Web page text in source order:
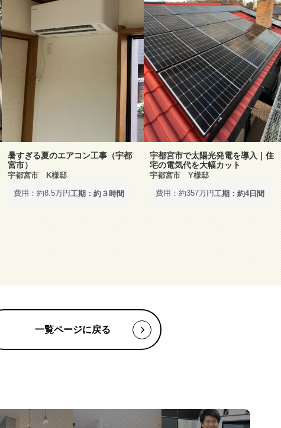
暑すぎる夏のエアコン工事（宇都
宮市）
宇都宮市 K様邸
費用：約8.5万円工期：約３時間
宇都宮市で太陽光発電を導入｜住
宅の電気代を大幅カット
宇都宮市 Y様邸
費用：約357万円工期：約4日間
一覧ページに戻る